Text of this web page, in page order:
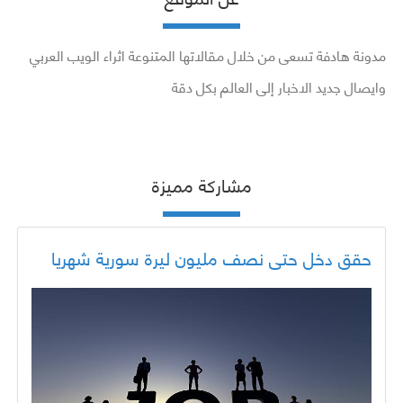
مدونة هادفة تسعى من خلال مقالاتها المتنوعة اثراء الويب العربي
وايصال جديد الاخبار إلى العالم بكل دقة
مشاركة مميزة
حقق دخل حتى نصف مليون ليرة سورية شهريا